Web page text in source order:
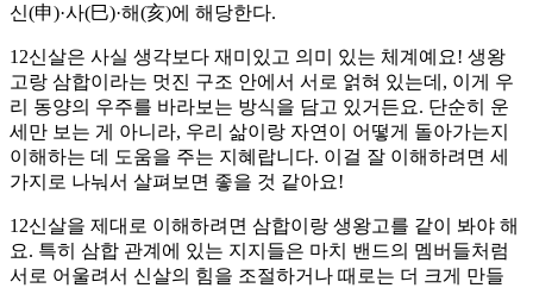
신(申)·사(巳)·해(亥)에 해당한다.
12신살은 사실 생각보다 재미있고 의미 있는 체계예요! 생왕
고랑 삼합이라는 멋진 구조 안에서 서로 얽혀 있는데, 이게 우
리 동양의 우주를 바라보는 방식을 담고 있거든요. 단순히 운
세만 보는 게 아니라, 우리 삶이랑 자연이 어떻게 돌아가는지
이해하는 데 도움을 주는 지혜랍니다. 이걸 잘 이해하려면 세
가지로 나눠서 살펴보면 좋을 것 같아요!
12신살을 제대로 이해하려면 삼합이랑 생왕고를 같이 봐야 해
요. 특히 삼합 관계에 있는 지지들은 마치 밴드의 멤버들처럼
서로 어울려서 신살의 힘을 조절하거나 때로는 더 크게 만들